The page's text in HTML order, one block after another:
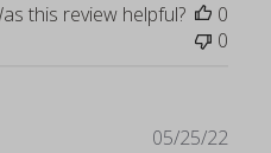
this review helpful?
0
0
05/25/22